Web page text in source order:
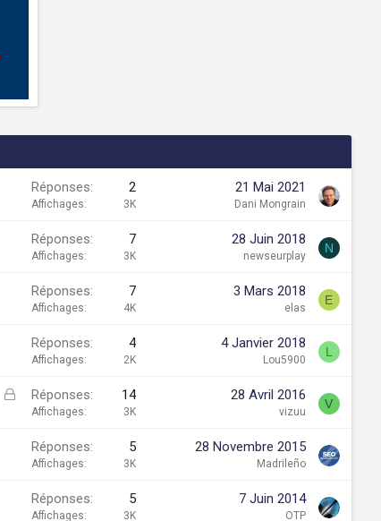
Réponses 2
Affichages 3K
21 Mai 2021
Dani Mongrain
Réponses 7
Affichages 3K
28 Juin 2018
newseurplay
N
Réponses 7
Affichages 4K
3 Mars 2018
elas
E
Réponses 4
Affichages 2K
4 Janvier 2018
Lou5900
L
F
Réponses 14
Affichages 3K
28 Avril 2016
vizuu
V
Réponses 5
Affichages 3K
28 Novembre 2015
Madrileño
Réponses 5
Affichages 3K
7 Juin 2014
OTP